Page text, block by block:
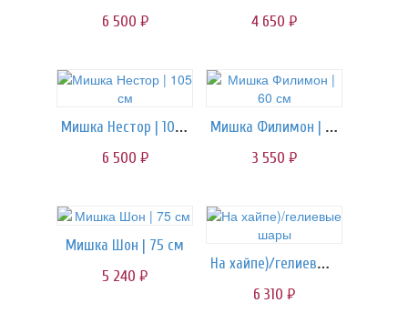
6 500 руб. 4 650 руб.
Мишка Нестор | 105 см
6 500 руб.
Мишка Филимон | 60 см
3 550 руб.
Мишка Шон | 75 см
5 240 руб.
На хайпе)/гелиевые шары
6 310 руб.